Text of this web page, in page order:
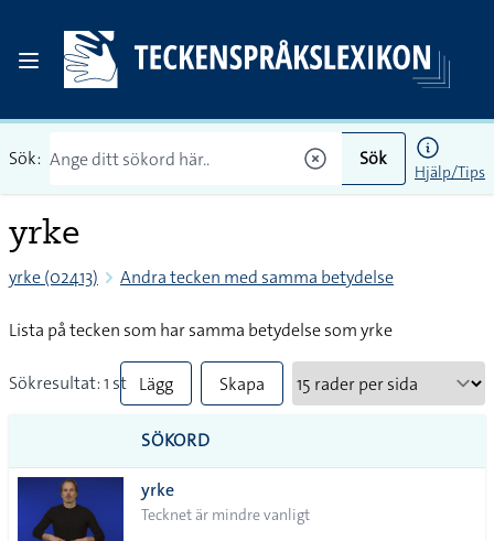
Sök: Sök
Hjälp/Tips
yrke
yrke (02413) Andra tecken med samma betydelse
Lista på tecken som har samma betydelse som yrke
Sökresultat: 1 st Lägg
till
alla i
lista
Skapa
SÖKORD
yrke
Tecknet är mindre vanligt